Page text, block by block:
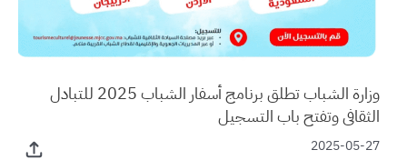
وزارة الشباب تطلق برنامج أسفار الشباب 2025 للتبادل
الثقافي وتفتح باب التسجيل
2025-05-27